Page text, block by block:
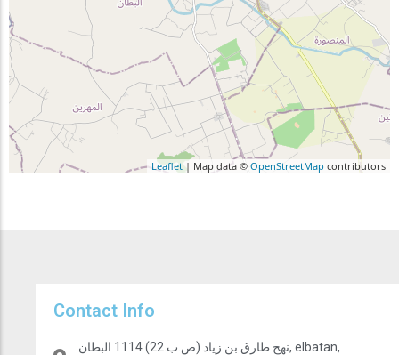
Leaflet | Map data © OpenStreetMap contributors
Contact Info
نهج طارق بن زياد (ص.ب.22) 1114 البطان, elbatan,